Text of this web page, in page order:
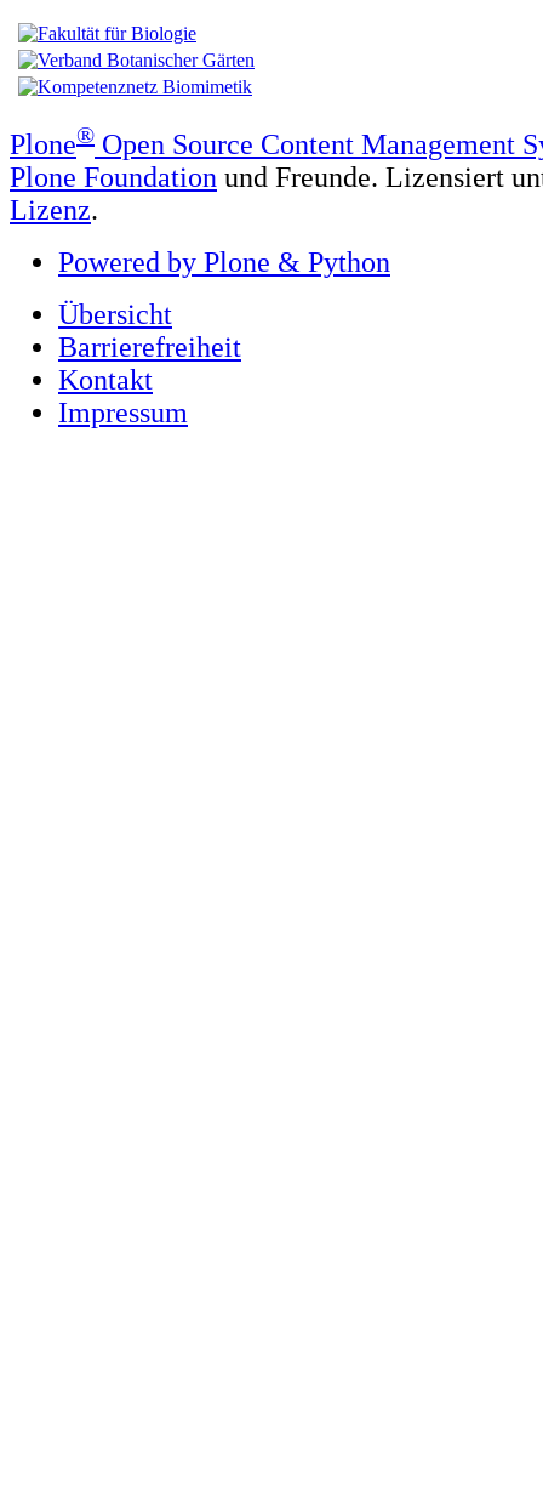
Plone® Open Source Content Management
Plone Foundation und Freunde. Lizensiert
Lizenz.
Powered by Plone & Python
Übersicht
Barrierefreiheit
Kontakt
Impressum